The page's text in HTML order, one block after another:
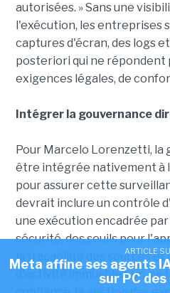
autorisées. » Sans une
l'exécution, les entreprises
captures d'écran, des logs
posteriori qui ne répondent
exigences légales, de
Intégrer la gouvernance
Pour Marcelo Lorenzetti, la
être intégrée nativement à
pour assurer cette
devrait inclure un contrôle
une exécution encadrée
sécurité, des seuils pour
la traçabilité des sources et
d'activité immuables, un
ARTICLE
Meta affine ses agents
sur PC